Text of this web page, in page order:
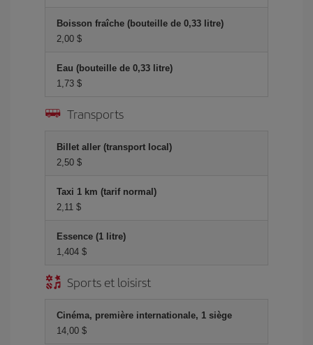
Boisson fraîche (bouteille de 0,33 litre)
2,00 $
Eau (bouteille de 0,33 litre)
1,73 $
Transports
Billet aller (transport local)
2,50 $
Taxi 1 km (tarif normal)
2,11 $
Essence (1 litre)
1,404 $
Sports et loisirst
Cinéma, première internationale, 1 siège
14,00 $